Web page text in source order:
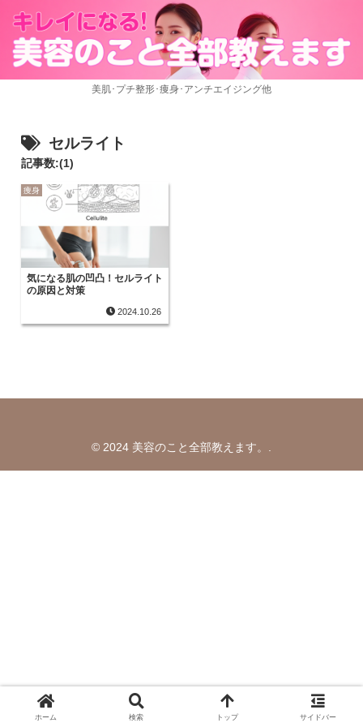
美肌･プチ整形･痩身･アンチエイジング他
セルライト
記事数:(1)
痩身
気になる肌の凹凸！セルライト
の原因と対策
2024.10.26
© 2024 美容のこと全部教えます。.
ホーム 検索 トップ サイドバー